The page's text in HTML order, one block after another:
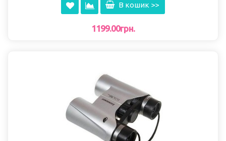
В кошик >>
1199.00грн.